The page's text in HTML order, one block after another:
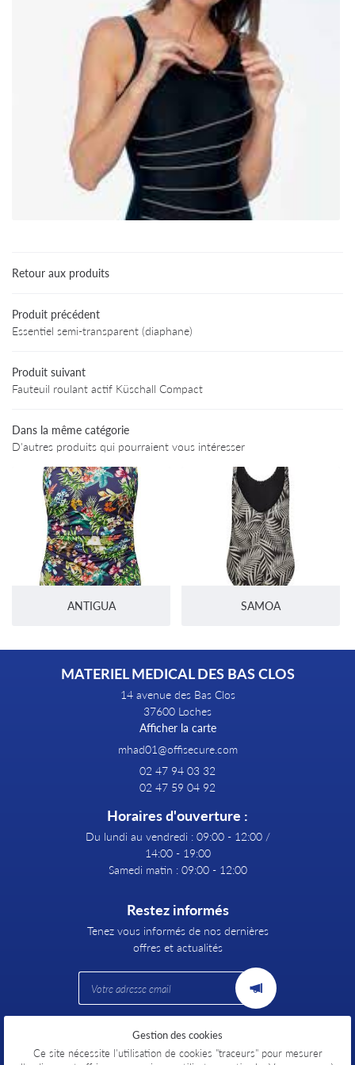
Accueil
Avis
Contact
Restez
INSCRIPTION
Retour aux produits
Produit précédent
Essentiel semi-transparent (diaphane)
Produit suivant
Fauteuil roulant actif Küschall Compact
Dans la même catégorie
D'autres produits qui pourraient vous intéresser
ANTIGUA SAMOA
MATERIEL MEDICAL DES BAS CLOS
14 avenue des Bas Clos
37600 Loches
Afficher la carte
02 47 94 03 32
02 47 59 04 92
Horaires d'ouverture :
Du lundi au vendredi : 09:00 - 12:00 /
14:00 - 19:00
Samedi matin : 09:00 - 12:00
Restez informés
Tenez vous informés de nos dernières
offres et actualités
Mentions Légales
Conditions générales d'utilisation
Gestion des cookies
Ce site nécessite l'utilisation de cookies "traceurs" pour mesurer